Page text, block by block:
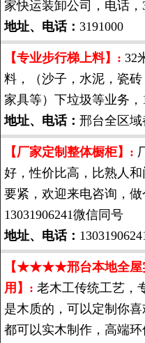
家快运装卸公司，电话，
地址、电话： 3191000
【专业步行梯上料】: 32
料，（沙子，水泥，瓷
家具等）下垃圾等业务，
地址、电话： 邢台全区
【厂家定制整体橱柜】:
好，性价比高，比熟人
要紧，欢迎来电咨询，做
13031906241微信同号
地址、电话：
【★★★★邢台本地全屋
用】: 老木工传统工艺，
是木质的，可以定制你
都可以实木制作，高端